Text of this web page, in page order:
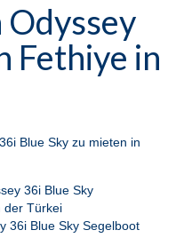
Odyssey
Fethiye in
Blue Sky zu mieten in
36i Blue Sky Segelboot